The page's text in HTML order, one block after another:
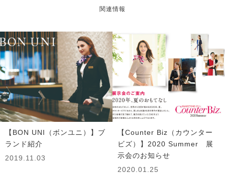
関連情報
【BON UNI（ボンユニ）】ブ
ランド紹介
2019.11.03
【Counter Biz（カウンター
ビズ）】2020 Summer 展
示会のお知らせ
2020.01.25